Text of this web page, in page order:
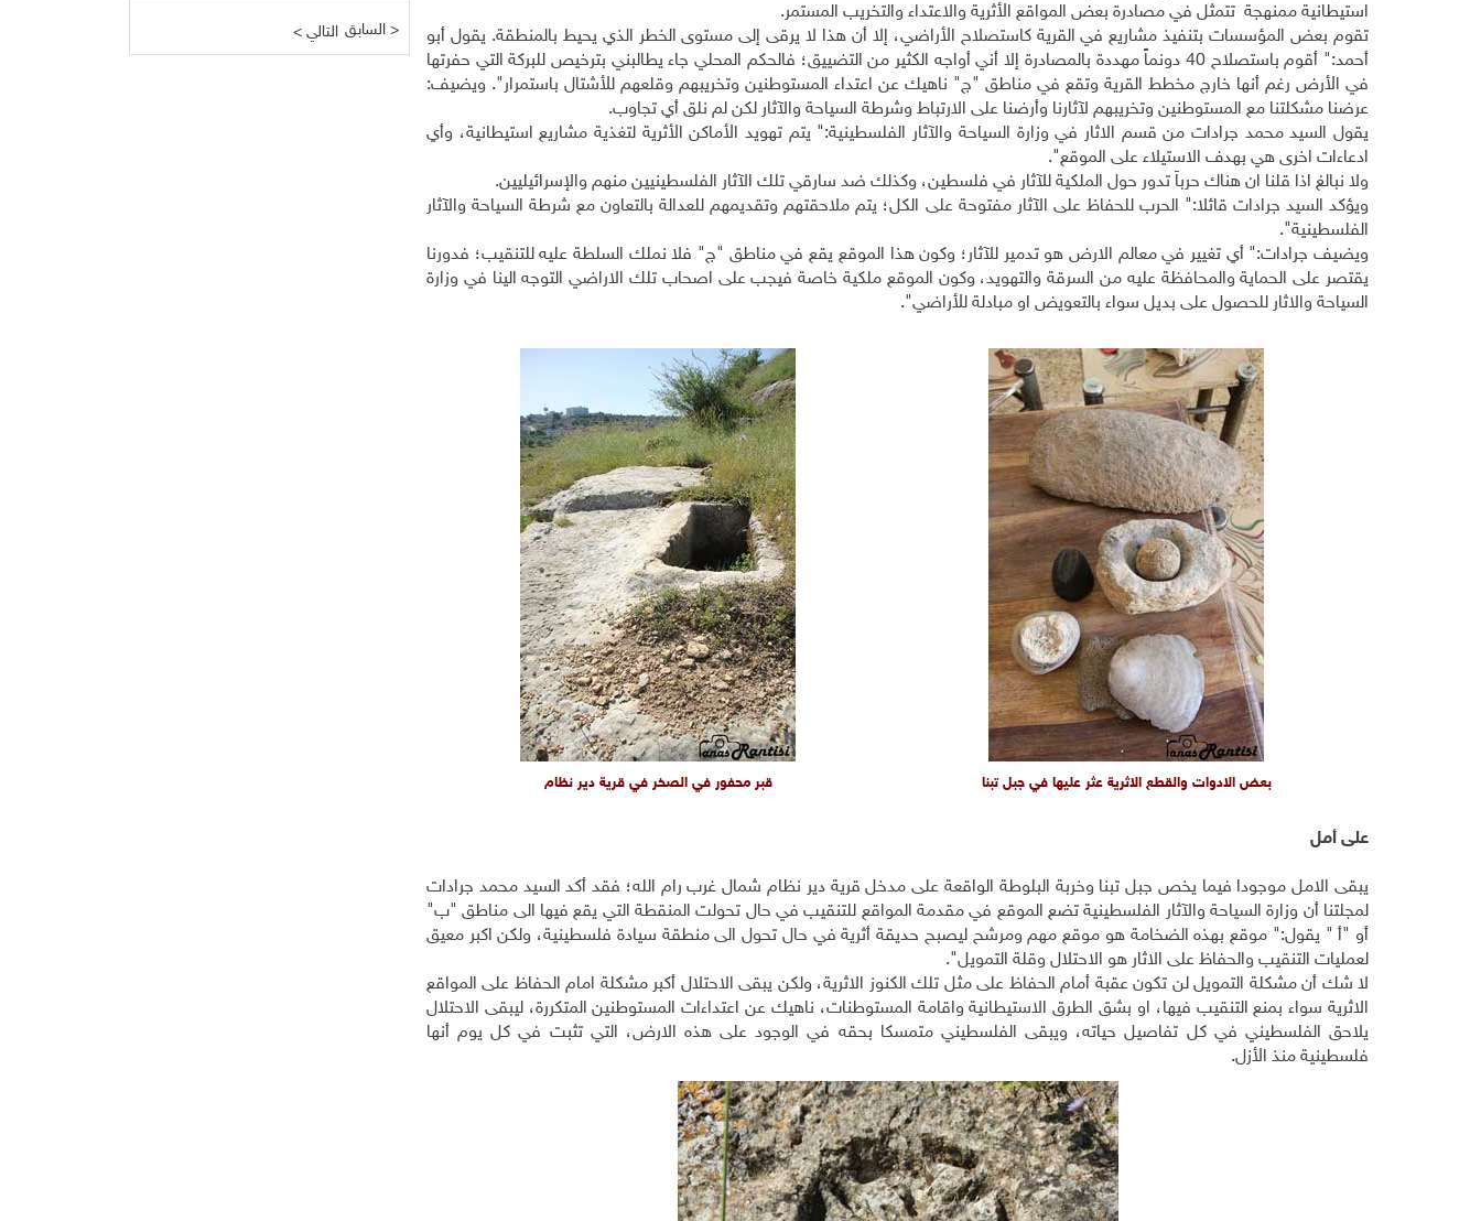
استيطانية ممنهجة تتمثل في مصادرة بعض المواقع الأثرية والاعتداء والتخريب المستمر.
تقوم بعض المؤسسات بتنفيذ مشاريع في القرية كاستصلاح الأراضي، إلا أن هذا لا يرقى إلى مستوى الخطر الذي يحيط بالمنطقة. يقول أبو
أحمد:" أقوم باستصلاح 40 دونماً مهددة بالمصادرة إلا أني أواجه الكثير من التضييق؛ فالحكم المحلي جاء يطالبني بترخيص للبركة التي حفرتها
في الأرض رغم أنها خارج مخطط القرية وتقع في مناطق "ج" ناهيك عن اعتداء المستوطنين وتخريبهم وقلعهم للأشتال باستمرار". ويضيف:
عرضنا مشكلتنا مع المستوطنين وتخريبهم لآثارنا وأرضنا على الارتباط وشرطة السياحة والآثار لكن لم نلق أي تجاوب.
يقول السيد محمد جرادات من قسم الاثار في وزارة السياحة والآثار الفلسطينية:" يتم تهويد الأماكن الأثرية لتغذية مشاريع استيطانية، وأي
ادعاءات اخرى هي بهدف الاستيلاء على الموقع".
ولا نبالغ اذا قلنا ان هناك حرباً تدور حول الملكية للآثار في فلسطين، وكذلك ضد سارقي تلك الآثار الفلسطينيين منهم والإسرائيليين.
ويؤكد السيد جرادات قائلا:" الحرب للحفاظ على الآثار مفتوحة على الكل؛ يتم ملاحقتهم وتقديمهم للعدالة بالتعاون مع شرطة السياحة والآثار
الفلسطينية".
ويضيف جرادات:" أي تغيير في معالم الارض هو تدمير للآثار؛ وكون هذا الموقع يقع في مناطق "ج" فلا نملك السلطة عليه للتنقيب؛ فدورنا
يقتصر على الحماية والمحافظة عليه من السرقة والتهويد، وكون الموقع ملكية خاصة فيجب على اصحاب تلك الاراضي التوجه الينا في وزارة
السياحة والاثار للحصول على بديل سواء بالتعويض او مبادلة للأراضي".
بعض الادوات والقطع الاثرية عثر عليها في جبل تبنا قبر محفور في الصخر في قرية دير نظام
على أمل
يبقى الامل موجودا فيما يخص جبل تبنا وخربة البلوطة الواقعة على مدخل قرية دير نظام شمال غرب رام الله؛ فقد أكد السيد محمد جرادات
لمجلتنا أن وزارة السياحة والآثار الفلسطينية تضع الموقع في مقدمة المواقع للتنقيب في حال تحولت المنقطة التي يقع فيها الى مناطق "ب"
أو "أ " يقول:" موقع بهذه الضخامة هو موقع مهم ومرشح ليصبح حديقة أثرية في حال تحول الى منطقة سيادة فلسطينية، ولكن اكبر معيق
لعمليات التنقيب والحفاظ على الاثار هو الاحتلال وقلة التمويل".
لا شك أن مشكلة التمويل لن تكون عقبة أمام الحفاظ على مثل تلك الكنوز الاثرية، ولكن يبقى الاحتلال أكبر مشكلة امام الحفاظ على المواقع
الاثرية سواء بمنع التنقيب فيها، او بشق الطرق الاستيطانية واقامة المستوطنات، ناهيك عن اعتداءات المستوطنين المتكررة، ليبقى الاحتلال
يلاحق الفلسطيني في كل تفاصيل حياته، ويبقى الفلسطيني متمسكا بحقه في الوجود على هذه الارض، التي تثبت في كل يوم أنها
فلسطينية منذ الأزل.
< التالي السابق >